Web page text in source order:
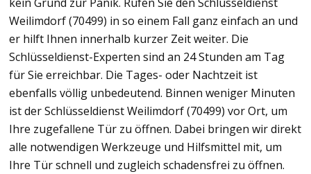
Weilimdorf (70499) in so einem Fall ganz einfach an und
er hilft Ihnen innerhalb kurzer Zeit weiter. Die
Schlüsseldienst-Experten sind an 24 Stunden am Tag
für Sie erreichbar. Die Tages- oder Nachtzeit ist
ebenfalls völlig unbedeutend. Binnen weniger Minuten
ist der Schlüsseldienst Weilimdorf (70499) vor Ort, um
Ihre zugefallene Tür zu öffnen. Dabei bringen wir direkt
alle notwendigen Werkzeuge und Hilfsmittel mit, um
Ihre Tür schnell und zugleich schadensfrei zu öffnen.